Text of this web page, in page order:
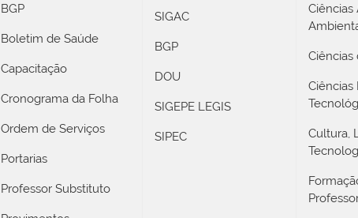
BGP
Boletim de Saúde
Capacitação
Cronograma da Folha
Ordem de Serviços
Portarias
Professor Substituto
SIGAC
BGP
DOU
SIGEPE LEGIS
SIPEC
Ciências
Ciências
Ciências
Cultura,